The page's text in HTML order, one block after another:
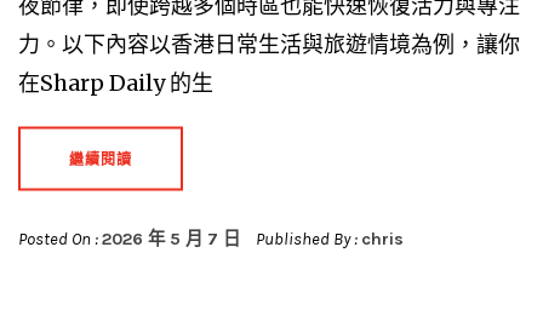
力。以下內容以香港日常生活與旅遊情境為例，讓你
在Sharp Daily 的生
繼續閱讀
Posted On :2026 年 5 月 7 日 Published By : chris